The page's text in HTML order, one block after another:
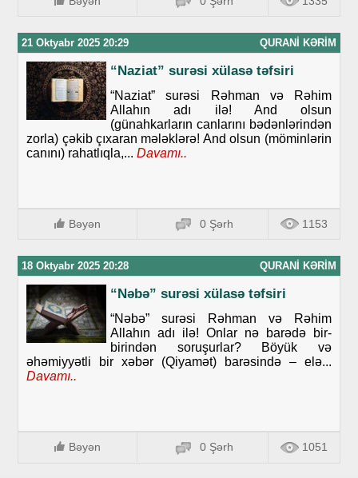
21 Oktyabr 2025 20:29 QURANI KƏRIM
“Naziat” surəsi xülasə təfsiri
“Naziat” surəsi Rəhman və Rəhim
Allahın adı ilə! And olsun
(günahkarların canlarını bədənlərindən
zorla) çəkib çıxaran mələklərə! And olsun (möminlərin
canını) rahatlıqla,... Davamı..
Bəyən 0 Şərh 1153
18 Oktyabr 2025 20:28 QURANI KƏRIM
“Nəbə” surəsi xülasə təfsiri
“Nəbə” surəsi Rəhman və Rəhim
Allahın adı ilə! Onlar nə barədə bir-
birindən soruşurlar? Böyük və
əhəmiyyətli bir xəbər (Qiyamət) barəsində – elə...
Davamı..
Bəyən 0 Şərh 1051